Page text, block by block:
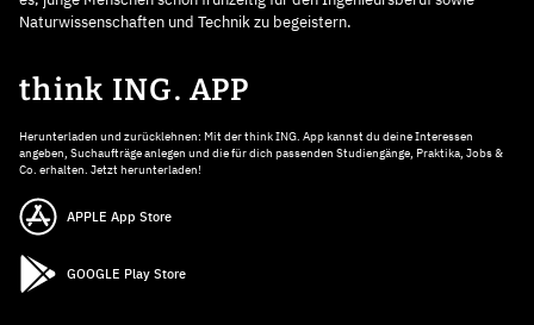
Naturwissenschaften und Technik zu begeistern.
think ING. APP
Herunterladen und zurücklehnen: Mit der think ING. App kannst du deine Interessen
angeben, Suchaufträge anlegen und die für dich passenden Studiengänge, Praktika, Jobs &
Co. erhalten. Jetzt herunterladen!
APPLE App Store
GOOGLE Play Store